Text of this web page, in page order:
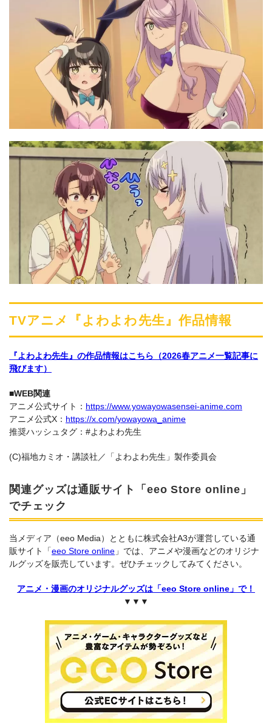
TVアニメ『よわよわ先生』作品情報
『よわよわ先生』の作品情報はこちら（2026春アニメ一覧記事に
飛びます）
■WEB関連
アニメ公式サイト： https://www.yowayowasensei-anime.com
アニメ公式X： https://x.com/yowayowa_anime
推奨ハッシュタグ：#よわよわ先生
(C)福地カミオ・講談社／「よわよわ先生」製作委員会
関連グッズは通販サイト「eeo Store online」
でチェック
当メディア（eeo Media）とともに株式会社A3が運営している通
販サイト「eeo Store online 」では、アニメや漫画などのオリジナ
ルグッズを販売しています。ぜひチェックしてみてください。
アニメ・漫画のオリジナルグッズは「eeo Store online」で！
▼▼▼